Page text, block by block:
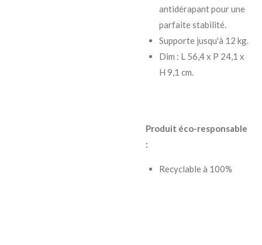
antidérapant pour une
parfaite stabilité.
Supporte jusqu'à 12 kg.
Dim : L 56,4 x P 24,1 x
H 9,1 cm.
Produit éco-responsable
:
Recyclable à 100%